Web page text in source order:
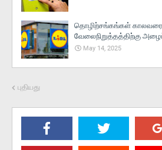
தொழிற்சங்கங்கள்
வேலைநிறுத்தத்திற்கு
May 14, 2025
புதியது